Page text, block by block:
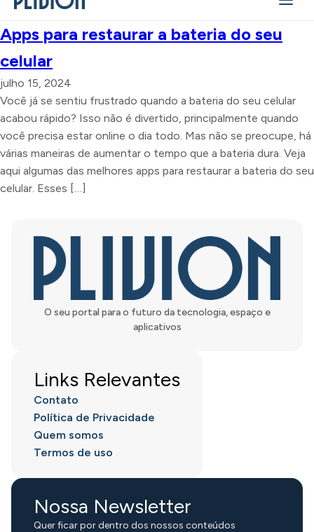
Apps para restaurar a bateria do seu
celular
julho 15, 2024
Você já se sentiu frustrado quando a bateria do seu celular
acabou rápido? Isso não é divertido, principalmente quando
você precisa estar online o dia todo. Mas não se preocupe, há
várias maneiras de aumentar o tempo que a bateria dura. Veja
aqui algumas das melhores apps para restaurar a bateria do seu
celular. Esses […]
O seu portal para o futuro da tecnologia, espaço e
aplicativos
Links Relevantes
Contato
Política de Privacidade
Quem somos
Termos de uso
Nossa Newsletter
Quer ficar por dentro dos nossos conteúdos